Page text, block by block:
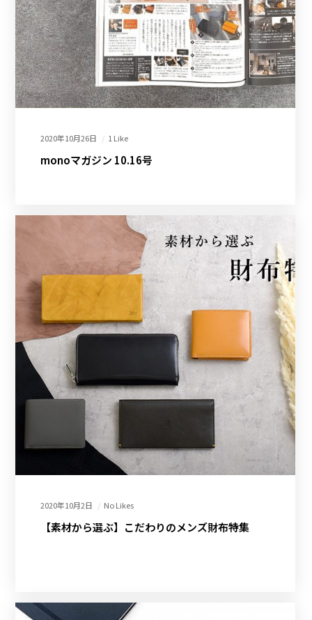
2020年10月26日 1 Like
monoマガジン 10.16号
2020年10月2日 No Likes
【素材から選ぶ】こだわりのメンズ財布特集